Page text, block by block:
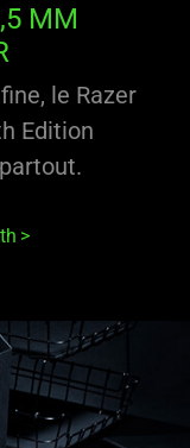
MM
le Razer
Edition